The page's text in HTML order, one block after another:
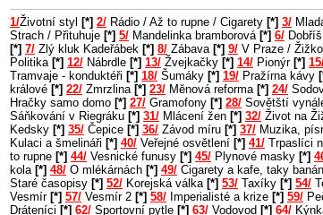
1/Životní styl [*] 2/ Rádio / Až to rupne / Cigarety [*] 3/
Strach / Přituhuje [*] 5/ Mandelinka bramborová [*] 6/
[*] 7/ Zlý kluk Kadeřábek [*] 8/ Zábava [*] 9/ V Praze /
Politika [*] 12/ Nábrdle [*] 13/ Žvejkačky [*] 14/ Pionýr [*]
Tramvaje - konduktéři [*] 18/ Šumáky [*] 19/ Pražírna kávy
králové [*] 22/ Zmrzlina [*] 23/ Měnová reforma [*] 24/
Hračky samo domo [*] 27/ Gramofony [*] 28/ Sovětští
Sáňkování v Riegráku [*] 31/ Mlácení žen [*] 32/ Život na
Kedsky [*] 35/ Čepice [*] 36/ Závod míru [*] 37/ Muzika,
Kulaci a šmelináři [*] 40/ Veřejné osvětlení [*] 41/ Trpaslíci
to rupne [*] 44/ Vesnické funusy [*] 45/ Plynové masky [*]
kola [*] 48/ O mlékárnách [*] 49/ Cigarety a kafe, taky
Staré časopisy [*] 52/ Korejská válka [*] 53/ Taxíky [*] 54/
Vesmír [*] 57/ Vesmír 2 [*] 58/ Imperialisté a krize [*] 59/
Dráteníci [*] 62/ Sportovní pytle [*] 63/ Vodovod [*] 64/